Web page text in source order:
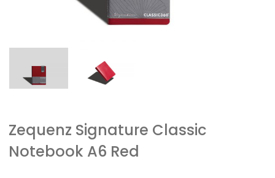
Zequenz Signature Classic
Notebook A6 Red